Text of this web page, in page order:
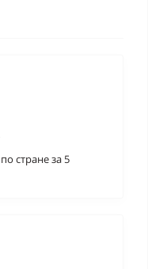
стране за 5